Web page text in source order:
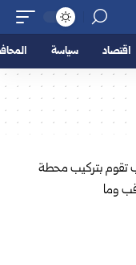
اقتصاد سياسة